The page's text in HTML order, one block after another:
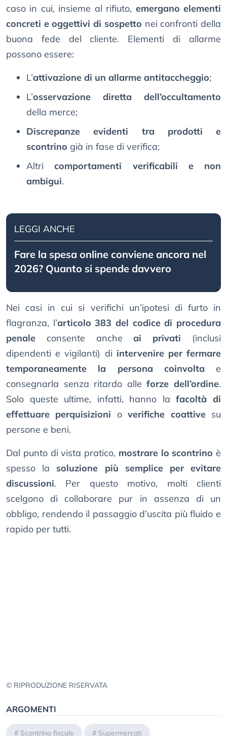
caso in cui, insieme al rifiuto, emergano elementi
concreti e oggettivi di sospetto nei confronti della
buona fede del cliente. Elementi di allarme
possono essere:
L’attivazione di un allarme antitaccheggio;
L’osservazione diretta dell’occultamento
della merce;
Discrepanze evidenti tra prodotti e
scontrino già in fase di verifica;
Altricomportamenti verificabili e non
ambigui.
LEGGI ANCHE
Fare la spesa online conviene ancora nel
2026? Quanto si spende davvero
Nei casi in cui si verifichi un’ipotesi di furto in
flagranza, l’articolo 383 del codice di procedura
penale consente ancheai privati (inclusi
dipendenti e vigilanti) di intervenire per fermare
temporaneamente la persona coinvolta e
consegnarla senza ritardo alleforze dell’ordine.
Solo queste ultime, infatti, hanno lafacoltà di
effettuare perquisizioni overifiche coattivesu
persone e beni.
Dal punto di vista pratico, mostrare lo scontrino è
spesso la soluzione più semplice per evitare
discussioni. Per questo motivo, molti clienti
scelgono di collaborare pur in assenza di un
obbligo, rendendo il passaggio d’uscita più fluido e
rapido per tutti.
© RIPRODUZIONE RISERVATA
ARGOMENTI
# Scontrino fiscale # Supermercati